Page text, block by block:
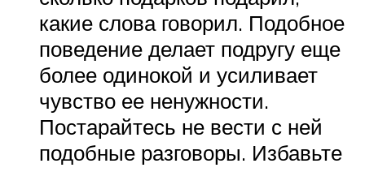
какие слова говорил. Подобное
поведение делает подругу еще
более одинокой и усиливает
чувство ее ненужности.
Постарайтесь не вести с ней
подобные разговоры. Избавьте